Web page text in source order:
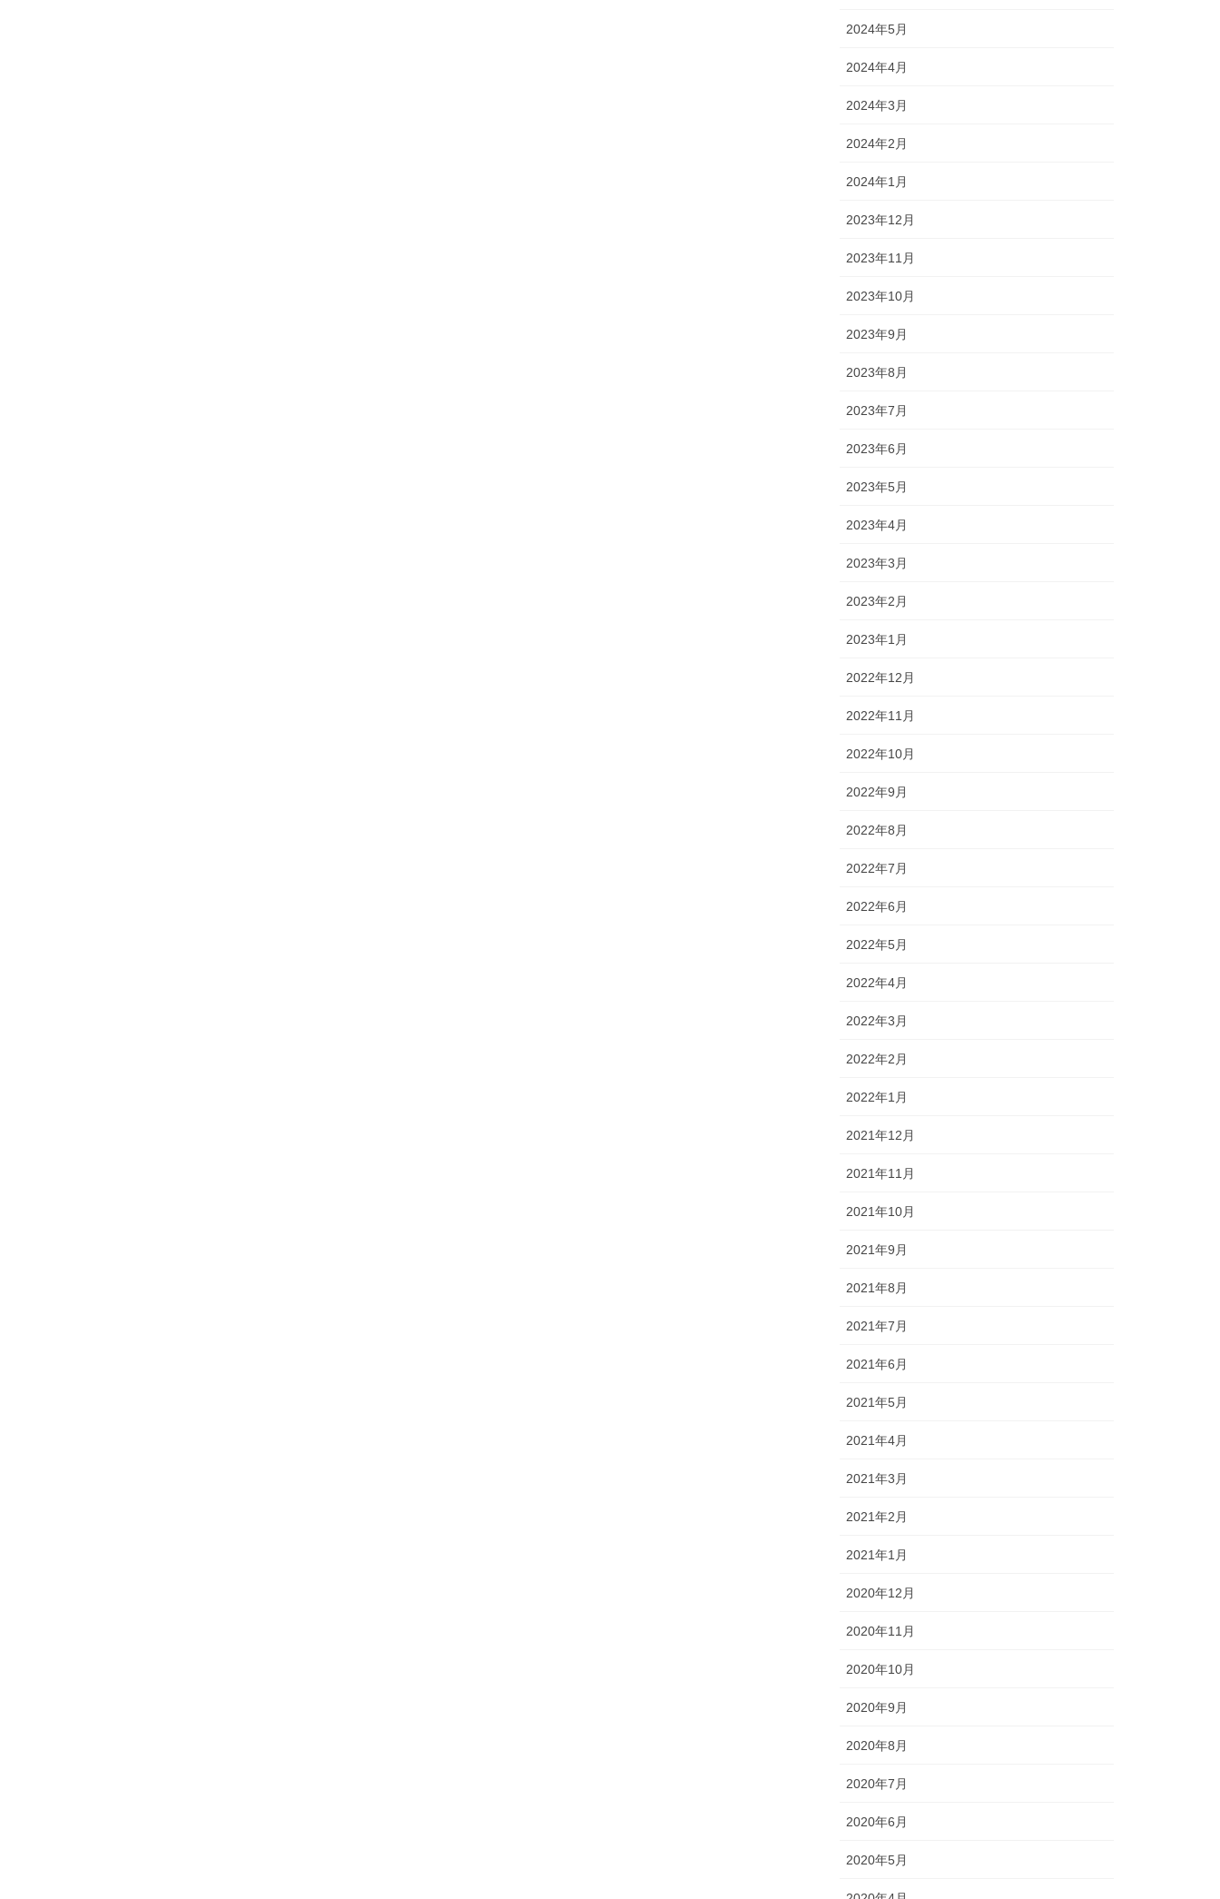
2024年5月
2024年4月
2024年3月
2024年2月
2024年1月
2023年12月
2023年11月
2023年10月
2023年9月
2023年8月
2023年7月
2023年6月
2023年5月
2023年4月
2023年3月
2023年2月
2023年1月
2022年12月
2022年11月
2022年10月
2022年9月
2022年8月
2022年7月
2022年6月
2022年5月
2022年4月
2022年3月
2022年2月
2022年1月
2021年12月
2021年11月
2021年10月
2021年9月
2021年8月
2021年7月
2021年6月
2021年5月
2021年4月
2021年3月
2021年2月
2021年1月
2020年12月
2020年11月
2020年10月
2020年9月
2020年8月
2020年7月
2020年6月
2020年5月